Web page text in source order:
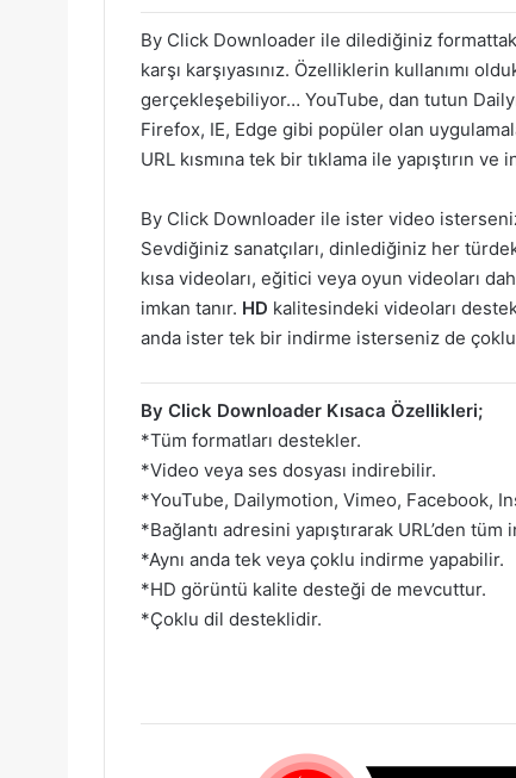
By Click Downloader ile dilediğiniz
karşı karşıyasınız. Özelliklerin kullanımı
gerçekleşebiliyor… YouTube, dan tutun
Firefox, IE, Edge gibi popüler olan
URL kısmına tek bir tıklama ile yapıştırın ve
By Click Downloader ile ister video
Sevdiğiniz sanatçıları, dinlediğiniz her
kısa videoları, eğitici veya oyun videoları
imkan tanır. HD kalitesindeki videoları
anda ister tek bir indirme isterseniz de
By Click Downloader Kısaca Özellikleri;
*Tüm formatları destekler.
*Video veya ses dosyası indirebilir.
*YouTube, Dailymotion, Vimeo, Facebook,
*Bağlantı adresini yapıştırarak URL’den
*Aynı anda tek veya çoklu indirme yapabilir.
*HD görüntü kalite desteği de mevcuttur.
*Çoklu dil desteklidir.